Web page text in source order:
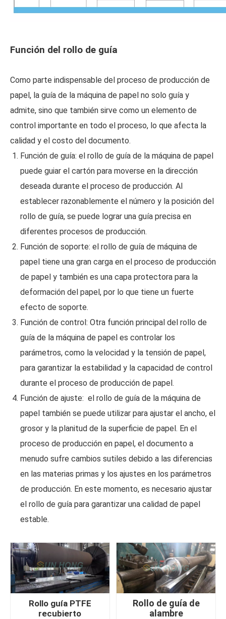
Función del rollo de guía
Como parte indispensable del proceso de producción de
papel, la guía de la máquina de papel no solo guía y
admite, sino que también sirve como un elemento de
control importante en todo el proceso, lo que afecta la
calidad y el costo del documento.
Función de guía: el rollo de guía de la máquina de papel
puede guiar el cartón para moverse en la dirección
deseada durante el proceso de producción. Al
establecer razonablemente el número y la posición del
rollo de guía, se puede lograr una guía precisa en
diferentes procesos de producción.
Función de soporte: el rollo de guía de máquina de
papel tiene una gran carga en el proceso de producción
de papel y también es una capa protectora para la
deformación del papel, por lo que tiene un fuerte
efecto de soporte.
Función de control: Otra función principal del rollo de
guía de la máquina de papel es controlar los
parámetros, como la velocidad y la tensión de papel,
para garantizar la estabilidad y la capacidad de control
durante el proceso de producción de papel.
Función de ajuste: el rollo de guía de la máquina de
papel también se puede utilizar para ajustar el ancho, el
grosor y la planitud de la superficie de papel. En el
proceso de producción en papel, el documento a
menudo sufre cambios sutiles debido a las diferencias
en las materias primas y los ajustes en los parámetros
de producción. En este momento, es necesario ajustar
el rollo de guía para garantizar una calidad de papel
estable.
Rollo guía PTFE
recubierto
Rollo de guía de
alambre